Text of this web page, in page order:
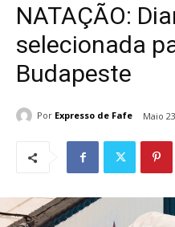
NATAÇÃO:
selecionada
Budapeste
Por Expresso de Fafe Maio